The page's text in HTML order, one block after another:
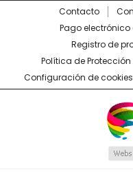
Contacto
Pago electrónico
Registro de
Política de Protección
Configuración de cookies